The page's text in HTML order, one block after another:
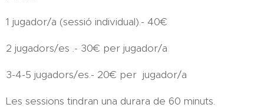
1 jugador/a (sessió individual).- 40€
2 jugadors/es .- 30€ per jugador/a
3-4-5 jugadors/es.- 20€ per jugador/a
Les sessions tindran una durara de 60 minuts.